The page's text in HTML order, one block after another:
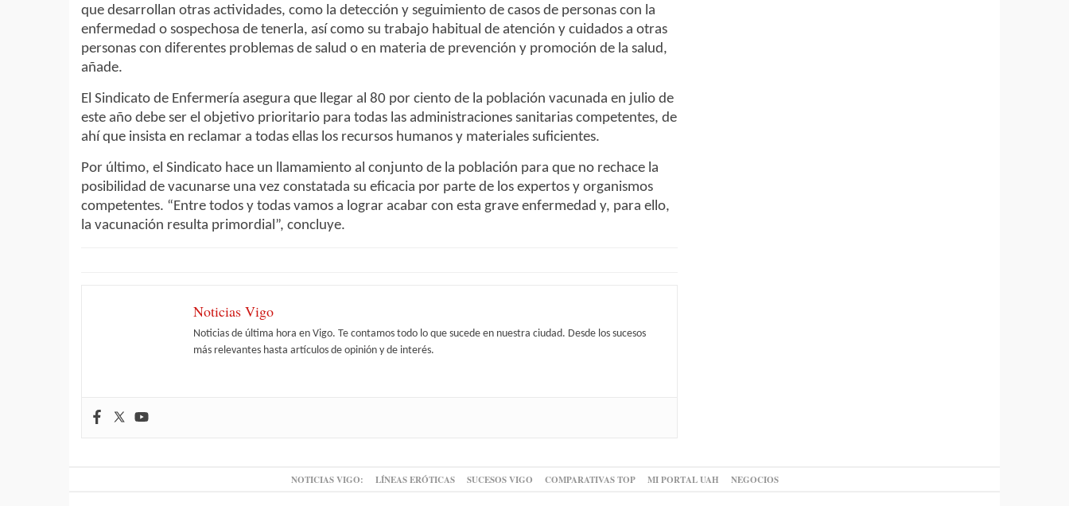
que desarrollan otras actividades, como la detección y seguimiento de casos de personas con la
enfermedad o sospechosa de tenerla, así como su trabajo habitual de atención y cuidados a otras
personas con diferentes problemas de salud o en materia de prevención y promoción de la salud,
añade.
El Sindicato de Enfermería asegura que llegar al 80 por ciento de la población vacunada en julio de
este año debe ser el objetivo prioritario para todas las administraciones sanitarias competentes, de
ahí que insista en reclamar a todas ellas los recursos humanos y materiales suficientes.
Por último, el Sindicato hace un llamamiento al conjunto de la población para que no rechace la
posibilidad de vacunarse una vez constatada su eficacia por parte de los expertos y organismos
competentes. “Entre todos y todas vamos a lograr acabar con esta grave enfermedad y, para ello,
la vacunación resulta primordial”, concluye.
Noticias Vigo
Noticias de última hora en Vigo. Te contamos todo lo que sucede en nuestra ciudad. Desde los sucesos
más relevantes hasta artículos de opinión y de interés.
NOTICIAS VIGO: LÍNEAS ERÓTICAS SUCESOS VIGO COMPARATIVAS TOP MI PORTAL UAH NEGOCIOS